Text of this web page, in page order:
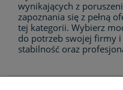
wynikających z
zapoznania się z pełną
tej kategorii. Wybierz
do potrzeb swojej firmy
stabilność oraz